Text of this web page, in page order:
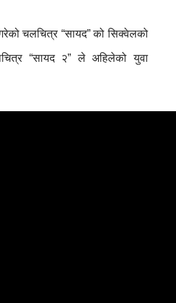
चलचित्र “सायद” को सिक्वेलको
“सायद २” ले अहिलेको युवा